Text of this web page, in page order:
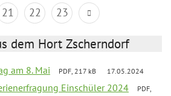
21 22 23
dem Hort Zscherndorf
am 8. Mai PDF, 217 kB 17.05.2024
Einschüler 2024
PDF,